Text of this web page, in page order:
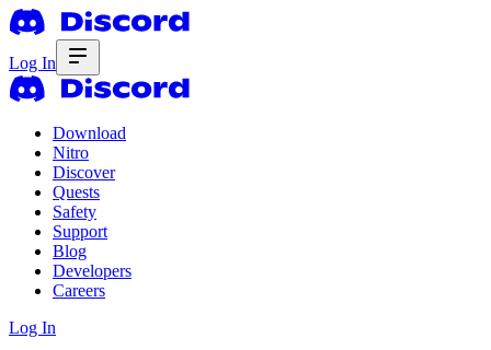
Log In
Download
Nitro
Discover
Quests
Safety
Support
Blog
Developers
Careers
Log In